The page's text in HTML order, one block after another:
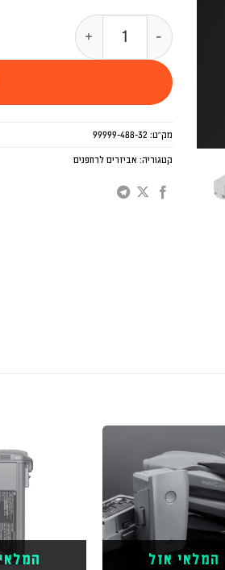
כמות של עמדת טעינה לסוללות DJI AVATA
מק"ט: 99999-488-32
קטגוריה: אביזרים לרחפנים
המלאי אזל